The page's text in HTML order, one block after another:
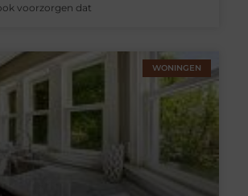
voorzorgen dat
WONINGEN